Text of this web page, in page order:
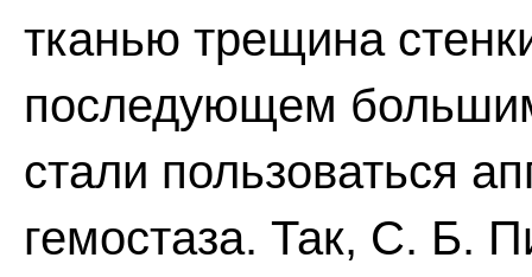
тканью трещина
последующем
стали пользоваться
гемостаза. Так, С. Б.